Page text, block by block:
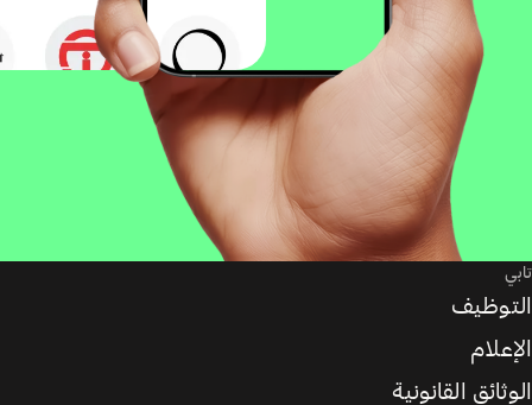
تابي
التوظيف
الإعلام
الوثائق القانونية